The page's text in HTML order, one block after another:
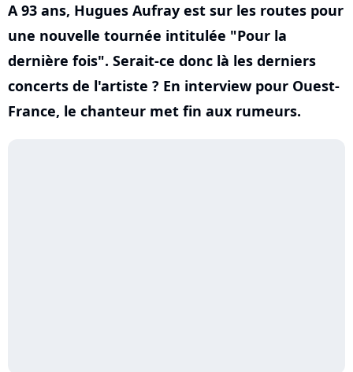
A 93 ans, Hugues Aufray est sur les routes pour
une nouvelle tournée intitulée "Pour la
dernière fois". Serait-ce donc là les derniers
concerts de l'artiste ? En interview pour Ouest-
France, le chanteur met fin aux rumeurs.